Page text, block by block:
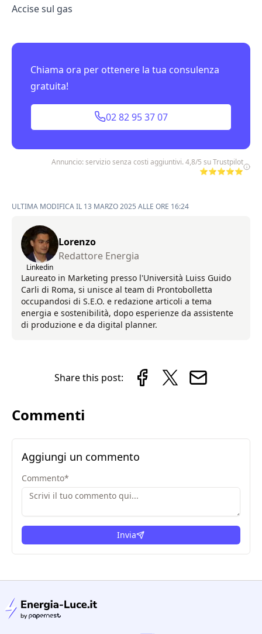
Accise sul gas
Chiama ora per ottenere la tua consulenza
gratuita!
02 82 95 37 07
Annuncio: servizio senza costi aggiuntivi. 4,8/5 su Trustpilot
⭐⭐⭐⭐⭐
ULTIMA MODIFICA IL 13 MARZO 2025 ALLE ORE 16:24
Linkedin
Lorenzo
Redattore Energia
Laureato in Marketing presso l'Università Luiss Guido
Carli di Roma, si unisce al team di Prontobolletta
occupandosi di S.E.O. e redazione articoli a tema
energia e sostenibilità, dopo esperienze da assistente
di produzione e da digital planner.
Share this post:
Commenti
Aggiungi un commento
Commento*
Invia